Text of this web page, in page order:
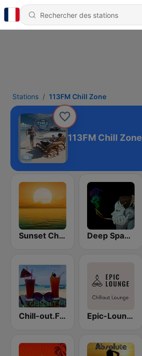
Stations 113FM Chill Zone
113FM Chill Zone
Sunset Chillout Lounge Deep Space Chill
Chill-out.FM Epic-Lounge - Chillout Lounge